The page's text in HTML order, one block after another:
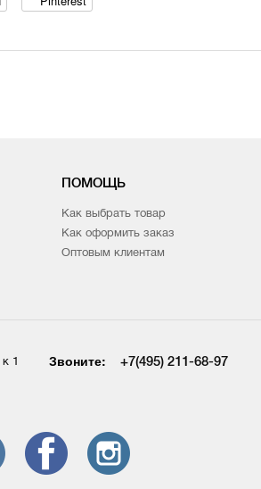
ПОМОЩЬ
Как выбрать товар
Как оформить заказ
Оптовым клиентам
1 Звоните: +7(495) 211-68-97